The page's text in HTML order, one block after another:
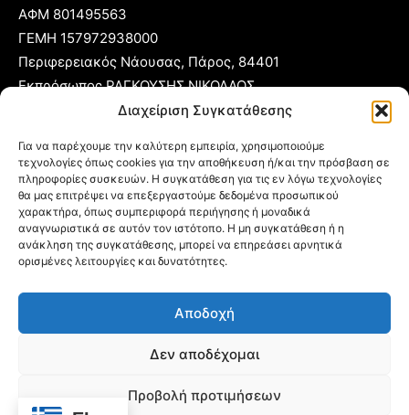
Διαχείριση Συγκατάθεσης
Για να παρέχουμε την καλύτερη εμπειρία, χρησιμοποιούμε
τεχνολογίες όπως cookies για την αποθήκευση ή/και την πρόσβαση σε
πληροφορίες συσκευών. Η συγκατάθεση για τις εν λόγω τεχνολογίες
θα μας επιτρέψει να επεξεργαστούμε δεδομένα προσωπικού
χαρακτήρα, όπως συμπεριφορά περιήγησης ή μοναδικά
αναγνωριστικά σε αυτόν τον ιστότοπο. Η μη συγκατάθεση ή η
ανάκληση της συγκατάθεσης, μπορεί να επηρεάσει αρνητικά
ορισμένες λειτουργίες και δυνατότητες.
Αποδοχή
Δεν αποδέχομαι
Προβολή προτιμήσεων
ΑΦΜ 801495563
ΓΕΜΗ 157972938000
Περιφερειακός Νάουσας, Πάρος, 84401
Εκπρόσωπος ΡΑΓΚΟΥΣΗΣ ΝΙΚΟΛΑΟΣ
Κ:6977 248885
E:foni@typoparos.gr(για αγγελίες:sales@typoparos.gr)
Πολιτική απορρήτου & Cookies